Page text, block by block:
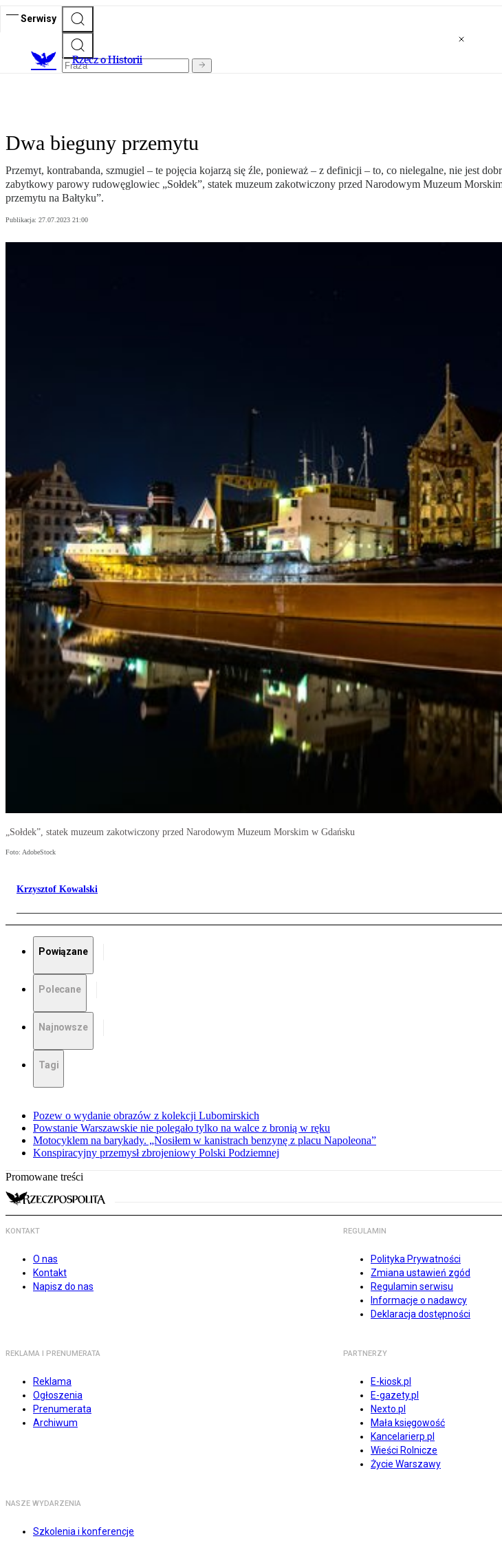
Serwisy
Rzecz o Historii
Dwa bieguny przemytu
Przemyt, kontrabanda, szmugiel – te pojęcia kojarzą się źle, ponieważ – z definicji – to, co nielegalne, nie jest
zabytkowy parowy rudowęglowiec „Sołdek”, statek muzeum zakotwiczony przed Narodowym Muzeum
przemytu na Bałtyku”.
Publikacja: 27.07.2023 21:00
„Sołdek”, statek muzeum zakotwiczony przed Narodowym Muzeum Morskim w Gdańsku
Foto: AdobeStock
Krzysztof Kowalski
Powiązane
Polecane
Najnowsze
Tagi
Pozew o wydanie obrazów z kolekcji Lubomirskich
Powstanie Warszawskie nie polegało tylko na walce z bronią w ręku
Motocyklem na barykady. „Nosiłem w kanistrach benzynę z placu Napoleona”
Konspiracyjny przemysł zbrojeniowy Polski Podziemnej
Promowane treści
KONTAKT
O nas
Kontakt
Napisz do nas
REGULAMIN
Polityka Prywatności
Zmiana ustawień zgód
Regulamin serwisu
Informacje o nadawcy
Deklaracja dostępności
REKLAMA I PRENUMERATA
Reklama
Ogłoszenia
Prenumerata
Archiwum
PARTNERZY
E-kiosk.pl
E-gazety.pl
Nexto.pl
Mała księgowość
Kancelarierp.pl
Wieści Rolnicze
Życie Warszawy
NASZE WYDARZENIA
Szkolenia i konferencje